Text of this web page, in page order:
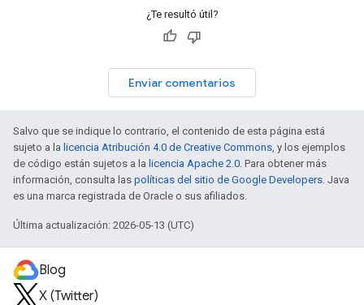
¿Te resultó útil?
Enviar comentarios
Salvo que se indique lo contrario, el contenido de esta página está
sujeto a la licencia Atribución 4.0 de Creative Commons, y los ejemplos
de código están sujetos a la licencia Apache 2.0. Para obtener más
información, consulta las políticas del sitio de Google Developers. Java
es una marca registrada de Oracle o sus afiliados.
Última actualización: 2026-05-13 (UTC)
Blog
X (Twitter)